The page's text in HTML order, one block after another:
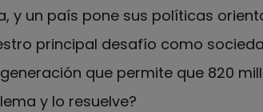
y un país pone sus políticas
principal desafío como
que permite que 820
y lo resuelve?